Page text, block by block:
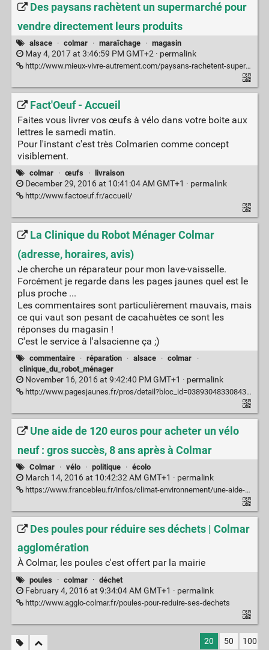
Des paysans rachètent un supermarché pour
vendre directement leurs produits
alsace · colmar · maraîchage · magasin
May 4, 2017 at 3:46:59 PM GMT+2 · permalink
http://www.mieux-vivre-autrement.com/paysans-rachetent-supermarche-vendre-directement-leurs-produits.html#sthash.FxEKxM0c.rlmtDxnM.dpbs
Fact'Oeuf - Accueil
Faites vous livrer vos œufs à vélo dans votre boite aux
lettres le samedi matin.
Pour l'instant c'est très Colmarien comme concept
visiblement.
colmar · œufs · livraison
December 29, 2016 at 10:41:04 AM GMT+1 · permalink
http://www.factoeuf.fr/accueil/
La Clinique du Robot Ménager Colmar
(adresse, horaires, avis)
Je cherche un réparateur pour mon lave-vaisselle.
Forcément je regarde dans les pages jaunes quel est le
plus proche ...
Les commentaires sont particulièrement mauvais, mais
ce qui vaut son pesant de cacahuètes ce sont les
réponses du magasin !
C'est le service à l'alsacienne ça ;)
commentaire · réparation · alsace · colmar
·
clinique_du_robot_ménager
November 16, 2016 at 9:42:40 PM GMT+1 · permalink
http://www.pagesjaunes.fr/pros/detail?bloc_id=0389304833084374070001C0001&no_sequence=0&code_rubrique=48100900
Une aide de 120 euros pour acheter un vélo
neuf : gros succès, 8 ans après à Colmar
Colmar · vélo · politique · écolo
March 14, 2016 at 10:42:32 AM GMT+1 · permalink
https://www.francebleu.fr/infos/climat-environnement/une-aide-de-120-euros-pour-acheter-un-velo-neuf-gros-succes-8-ans-apres-colmar-1457895457
Des poules pour réduire ses déchets | Colmar
agglomération
À Colmar, les poules c'est offert par la mairie
poules · colmar · déchet
February 4, 2016 at 9:34:04 AM GMT+1 · permalink
http://www.agglo-colmar.fr/poules-pour-reduire-ses-dechets
20 50 100